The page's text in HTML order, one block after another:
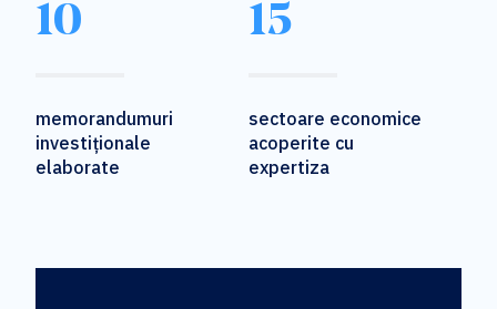
10
memorandumuri
investiționale
elaborate
15
sectoare economice
acoperite cu
expertiza